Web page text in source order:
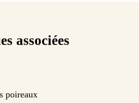
associées
poireaux